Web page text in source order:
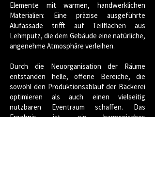
Elemente mit warmen, handwerklichen
Materialien: Eine präzise ausgeführte
Alufassade trifft auf Teilflächen aus
Lehmputz, die dem Gebäude eine natürliche,
angenehme Atmosphäre verleihen.
Durch die Neuorganisation der Räume
entstanden helle, offene Bereiche, die
sowohl den Produktionsablauf der Bäckerei
optimieren als auch einen vielseitig
nutzbaren Eventraum schaffen. Das
Ergebnis ist ein harmonisches